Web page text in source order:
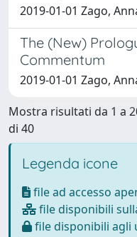
2019-01-01 Zago,
The (New)
Commentum
2019-01-01 Zago,
Mostra risultati da 1 a
di 40
Legenda icone
file ad accesso
file disponibili
file disponibili agli